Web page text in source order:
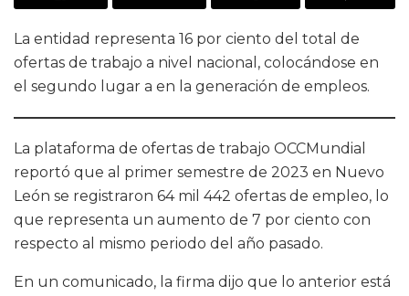
La entidad representa 16 por ciento del total de
ofertas de trabajo a nivel nacional, colocándose en
el segundo lugar a en la generación de empleos.
La plataforma de ofertas de trabajo OCCMundial
reportó que al primer semestre de 2023 en Nuevo
León se registraron 64 mil 442 ofertas de empleo, lo
que representa un aumento de 7 por ciento con
respecto al mismo periodo del año pasado.
En un comunicado, la firma dijo que lo anterior está